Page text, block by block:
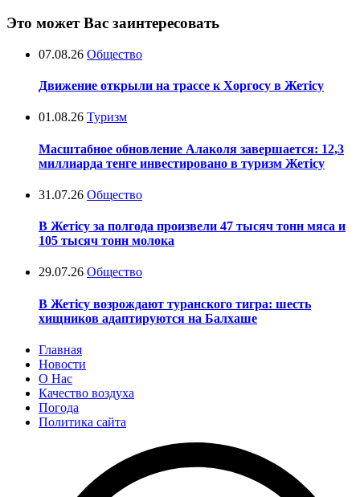
Это может Вас заинтересовать
07.08.26 Общество
Движение открыли на трассе к Хоргосу в Жетісу
01.08.26 Туризм
Масштабное обновление Алаколя завершается: 12,3
миллиарда тенге инвестировано в туризм Жетісу
31.07.26 Общество
В Жетісу за полгода произвели 47 тысяч тонн мяса и
105 тысяч тонн молока
29.07.26 Общество
В Жетісу возрождают туранского тигра: шесть
хищников адаптируются на Балхаше
Главная
Новости
О Нас
Качество воздуха
Погода
Политика сайта